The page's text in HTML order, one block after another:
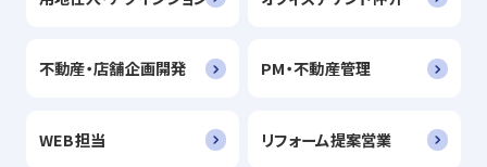
不動産・店舗企画開発 PM・不動産管理
WEB担当 リフォーム提案営業